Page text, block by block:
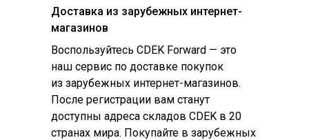
Доставка из зарубежных интернет-
магазинов
Воспользуйтесь CDEK Forward — это
наш сервис по доставке покупок
из зарубежных интернет-магазинов.
После регистрации вам станут
доступны адреса складов CDEK в 20
странах мира. Покупайте в зарубежных